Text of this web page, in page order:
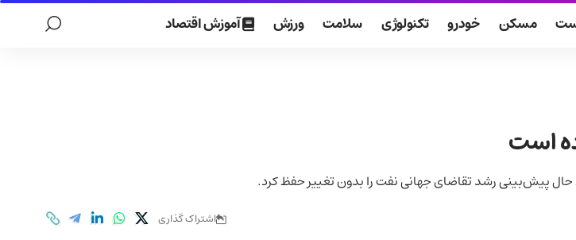
مسکن خودرو تکنولوژی سلامت ورزش آموزش اقتصاد
است
حال پیش‌بینی رشد تقاضای جهانی نفت را بدون تغییر حفظ کرد.
اشتراک گذاری